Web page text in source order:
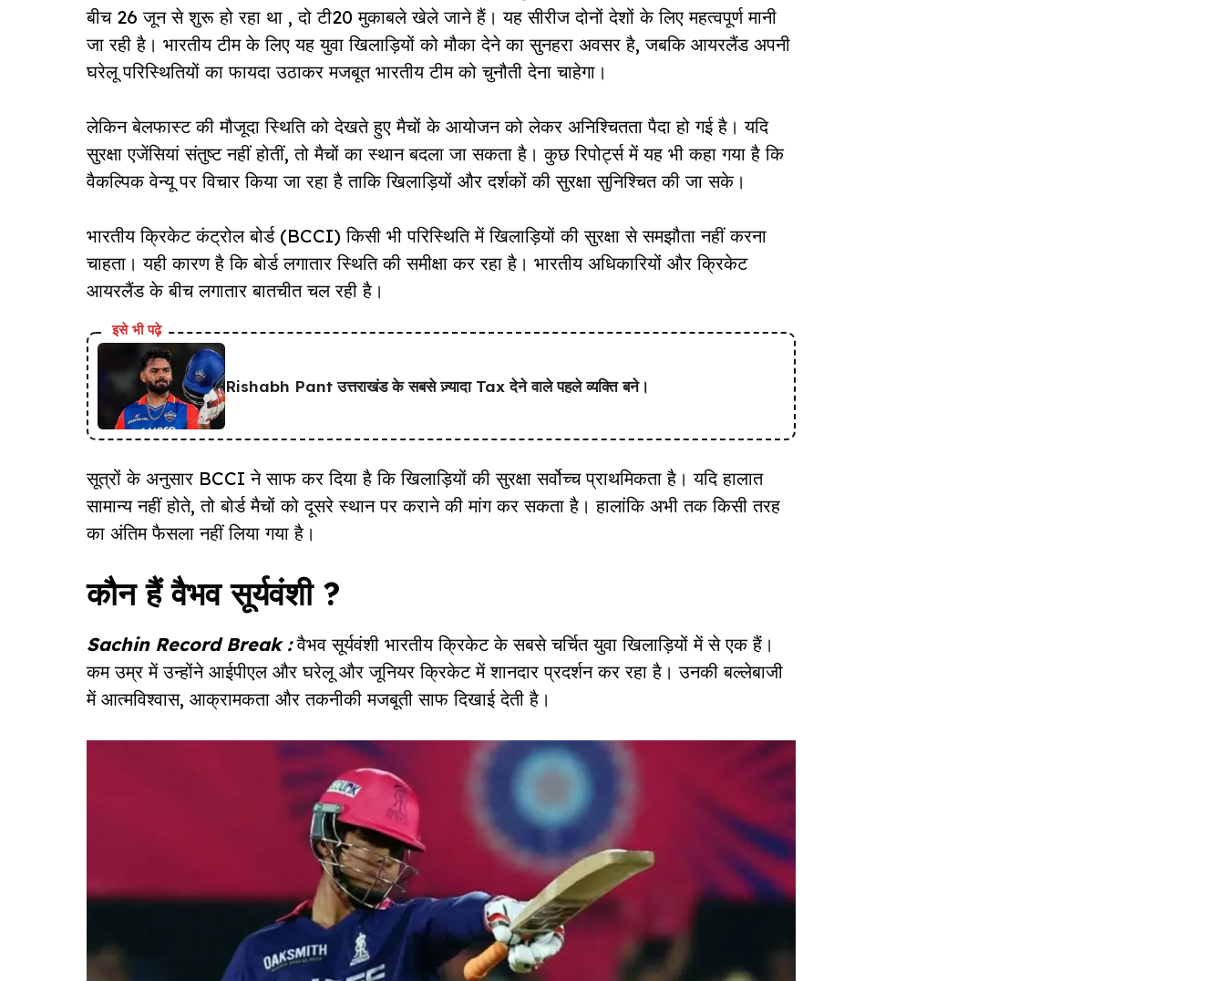
बीच 26 जून से शुरू हो रहा था , दो टी20 मुकाबले खेले जाने हैं। यह सीरीज दोनों देशों के लिए महत्वपूर्ण मानी
जा रही है। भारतीय टीम के लिए यह युवा खिलाड़ियों को मौका देने का सुनहरा अवसर है, जबकि आयरलैंड अपनी
घरेलू परिस्थितियों का फायदा उठाकर मजबूत भारतीय टीम को चुनौती देना चाहेगा।
लेकिन बेलफास्ट की मौजूदा स्थिति को देखते हुए मैचों के आयोजन को लेकर अनिश्चितता पैदा हो गई है। यदि
सुरक्षा एजेंसियां संतुष्ट नहीं होतीं, तो मैचों का स्थान बदला जा सकता है। कुछ रिपोर्ट्स में यह भी कहा गया है कि
वैकल्पिक वेन्यू पर विचार किया जा रहा है ताकि खिलाड़ियों और दर्शकों की सुरक्षा सुनिश्चित की जा सके।
भारतीय क्रिकेट कंट्रोल बोर्ड(BCCI) किसी भी परिस्थिति में खिलाड़ियों की सुरक्षा से समझौता नहीं करना
चाहता। यही कारण है कि बोर्ड लगातार स्थिति की समीक्षा कर रहा है। भारतीय अधिकारियों और क्रिकेट
आयरलैंड के बीच लगातार बातचीत चल रही है।
इसे भी पढ़े
Rishabh Pant उत्तराखंड के सबसे ज़्यादा Tax देने वाले पहले व्यक्ति बने।
सूत्रों के अनुसार BCCI ने साफ कर दिया है कि खिलाड़ियों की सुरक्षा सर्वोच्च प्राथमिकता है। यदि हालात
सामान्य नहीं होते, तो बोर्ड मैचों को दूसरे स्थान पर कराने की मांग कर सकता है। हालांकि अभी तक किसी तरह
का अंतिम फैसला नहीं लिया गया है।
कौन हैं वैभव सूर्यवंशी ?
Sachin Record Break :वैभव सूर्यवंशी भारतीय क्रिकेट के सबसे चर्चित युवा खिलाड़ियों में से एक हैं।
कम उम्र में उन्होंने आईपीएल और घरेलू और जूनियर क्रिकेट में शानदार प्रदर्शन कर रहा है। उनकी बल्लेबाजी
में आत्मविश्वास, आक्रामकता और तकनीकी मजबूती साफ दिखाई देती है।